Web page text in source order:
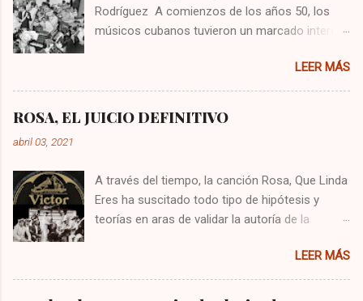
Rodríguez A comienzos de los años 50, los
músicos cubanos tuvieron un marcado interés
destronaran o al menos le hiciera competencia
al nuevo ritmo del Chachachá que se había
isla. Llegaron entonces fusiones interesantes
impulsó la Orquesta América, el mozanchá que
popularizó la Orquesta Aragón, el ritmo batanga
del reconocido director de orquesta Bebo
el fajimambo y otros más que fueron del
agrado del público bailador. Todos estos ritmos
LEER MÁS
ROSA, EL JUICIO DEFINITIVO
abril 03, 2021
A través del tiempo, la canción Rosa, Que Linda
Eres ha suscitado todo tipo de hipótesis y
teorías en aras de validar la autoría de la
ahora se disputan, y aunque nunca se llegó a
un estrado judicial para dirimir la contienda, han
sido los melómanos e investigadores quienes
LEER MÁS